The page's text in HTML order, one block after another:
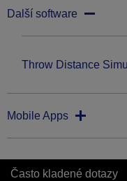
Další software
Throw Distance
Mobile Apps
Často kladené dotazy